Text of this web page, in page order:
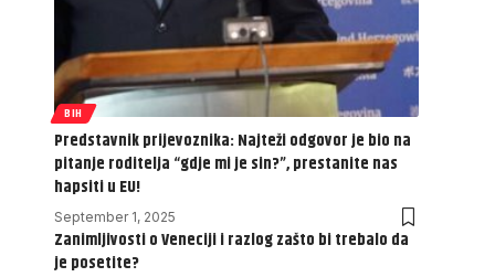
BIH
Predstavnik prijevoznika: Najteži odgovor je bio na
pitanje roditelja “gdje mi je sin?”, prestanite nas
hapsiti u EU!
September 1, 2025
Zanimljivosti o Veneciji i razlog zašto bi trebalo da
je posetite?